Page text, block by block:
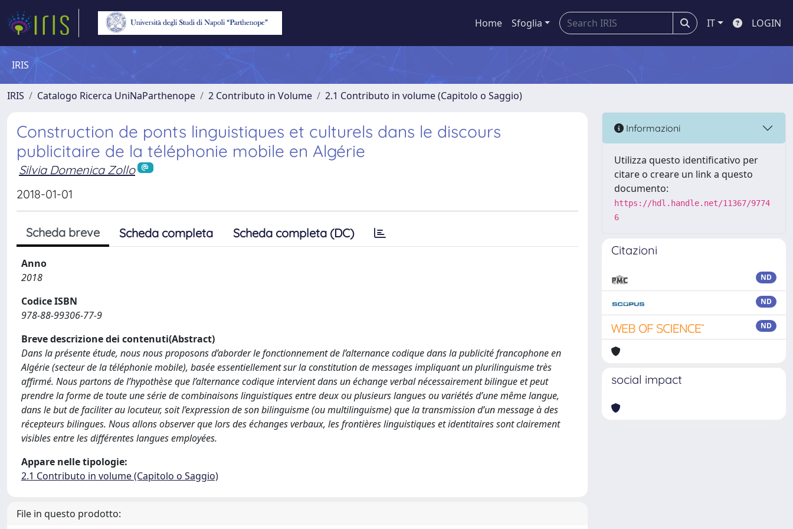
Home Sfoglia IT LOGIN
IRIS
IRIS Catalogo Ricerca UniNaParthenope 2 Contributo in Volume 2.1 Contributo in volume (Capitolo o Saggio)
Construction de ponts linguistiques et culturels dans le discours
publicitaire de la téléphonie mobile en Algérie
Silvia Domenica Zollo
2018-01-01
Scheda breve Scheda completa Scheda completa (DC)
Anno
2018
Codice ISBN
978-88-99306-77-9
Breve descrizione dei contenuti(Abstract)
Dans la présente étude, nous nous proposons d’aborder le fonctionnement de l’alternance codique dans la publicité francophone en
Algérie (secteur de la téléphonie mobile), basée essentiellement sur la constitution de messages impliquant un plurilinguisme très
affirmé. Nous partons de l’hypothèse que l’alternance codique intervient dans un échange verbal nécessairement bilingue et peut
prendre la forme de toute une série de combinaisons linguistiques entre deux ou plusieurs langues ou variétés d’une même langue,
dans le but de faciliter au locuteur, soit l’expression de son bilinguisme (ou multilinguisme) que la transmission d’un message à des
récepteurs bilingues. Nous allons observer que lors des échanges verbaux, les frontières linguistiques et identitaires sont clairement
visibles entre les différentes langues employées.
Appare nelle tipologie:
2.1 Contributo in volume (Capitolo o Saggio)
File in questo prodotto:
Informazioni
Utilizza questo identificativo per
citare o creare un link a questo
documento:
https://hdl.handle.net/11367/9774
6
Citazioni
ND
ND
ND
social impact